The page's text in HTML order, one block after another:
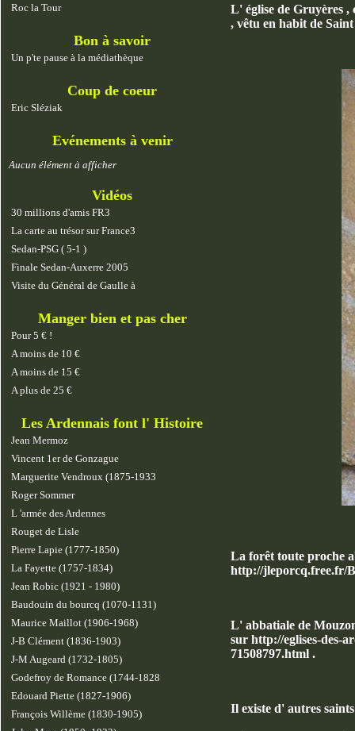
Roc la Tour
Bon à savoir
Un p'te pause à la médiathèque
Coup de coeur
Eric Sléziak
Evénements à venir
Aucun élément à afficher
Vidéos
30 millions d'amis FR3
La carte au trésor sur France3
Sedan-PSG ( 5-1 )
Finale Sedan-Auxerre 2005
Visite du Général de Gaulle à
Manger bien et pas cher
Pour 5 € !
A moins de 10 €
A moins de 15 €
A plus de 25 €
Les Ardennais font l' Histoire
Jean Mermoz
Vincent 1er de Gonzague
Marguerite Vendroux (1875-1933
Roger Sommer
L 'armée des Ardennes
Rouget de Lisle
Pierre Lapie (1777-1850)
La Fayette (1757-1834)
Jean Robic (1921 - 1980)
Baudouin du bourcq (1070-1131)
Maurice Maillot (1906-1968)
J-B Clément (1836-1903)
J-M Augeard (1732-1805)
Godefroy de Romance (1744-1828
Edouard Piette (1827-1906)
François Willème (1830-1905)
L' église de Gruyères ,
, vêtu en habit de
La forêt toute proche
http://jleporcq.free.fr/
L' abbatiale de
sur http://eglises-des-
71508797.html .
Il existe d' autres